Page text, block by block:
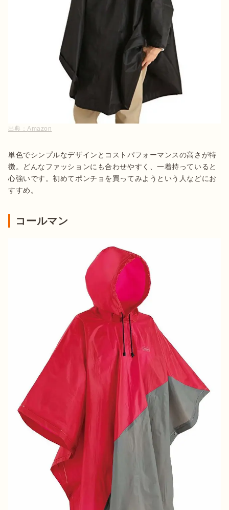
出典：Amazon
単色でシンプルなデザインとコストパフォーマンスの高さが特
徴。どんなファッションにも合わせやすく、一着持っていると
心強いです。初めてポンチョを買ってみようという人などにお
すすめ。
コールマン